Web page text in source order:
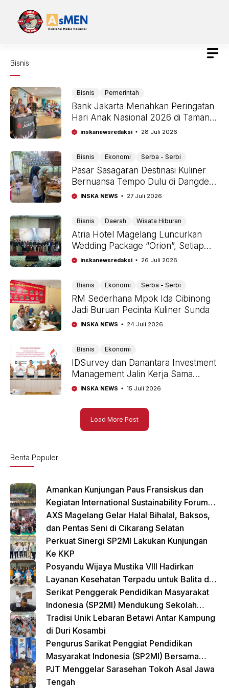
Bisnis
Bisnis Pemerintah
Bank Jakarta Meriahkan Peringatan
Hari Anak Nasional 2026 di Taman
Ismail Marzuki
inskanewsredaksi 28 Juli 2026
Bisnis Ekonomi Serba - Serbi
Pasar Sasagaran Destinasi Kuliner
Bernuansa Tempo Dulu di Dangdeur
Purwakarta
INSKA NEWS 27 Juli 2026
Bisnis Daerah Wisata Hiburan
Atria Hotel Magelang Luncurkan
Wedding Package “Orion”, Setiap
Pasangan Berhak Mendapatkan
inskanewsredaksi 26 Juli 2026
Bisnis Ekonomi Serba - Serbi
RM Sederhana Mpok Ida Cibinong
Jadi Buruan Pecinta Kuliner Sunda
INSKA NEWS 24 Juli 2026
Bisnis Ekonomi
IDSurvey dan Danantara Investment
Management Jalin Kerja Sama
Strategis Dukung Pengembangan
Terintegrasi
INSKA NEWS 15 Juli 2026
Load More Post
Berita Populer
Amankan Kunjungan Paus Fransiskus dan
Kegiatan International Sustainability Forum
(ISF) 2024 TNI-Polri Gelar Apel Pasukan
Gabungan
AXS Magelang Gelar Halal Bihalal, Baksos,
dan Pentas Seni di Cikarang Selatan
Perkuat Sinergi SP2MI Lakukan Kunjungan
Ke KKP
Posyandu Wijaya Mustika VIII Hadirkan
Layanan Kesehatan Terpadu untuk Balita dan
Lansia
Serikat Penggerak Pendidikan Masyarakat
Indonesia (SP2MI) Mendukung Sekolah
Rakyat yang Digagas oleh Kemensos
Tradisi Unik Lebaran Betawi Antar Kampung
di Duri Kosambi
Pengurus Sarikat Penggiat Pendidikan
Masyarakat Indonesia (SP2MI) Bersama
Nusadaya Akademik Kunjungi Kementerian
BP2MI
PJT Menggelar Sarasehan Tokoh Asal Jawa
Tengah